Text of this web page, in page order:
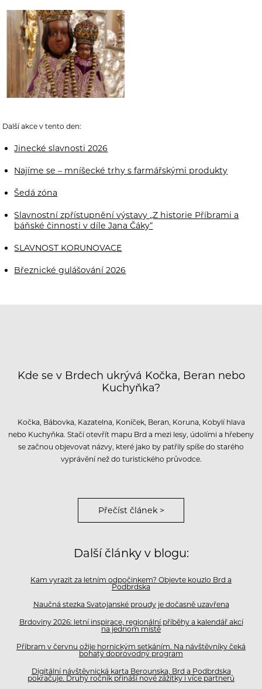
Další akce v tento den:
Jinecké slavnosti 2026
Najíme se – mníšecké trhy s farmářskými produkty
Šedá zóna
Slavnostní zpřístupnění výstavy „Z historie Příbrami a
báňské činnosti v díle Jana Čáky“
SLAVNOST KORUNOVACE
Březnické gulášování 2026
Kde se v Brdech ukrývá Kočka, Beran nebo
Kuchyňka?
Kočka, Bábovka, Kazatelna, Koníček, Beran, Koruna, Kobylí hlava
nebo Kuchyňka. Stačí otevřít mapu Brd a mezi lesy, údolími a hřebeny
se začnou objevovat názvy, které jako by patřily spíše do starého
vyprávění než do turistického průvodce.
Přečíst článek >
Další články v blogu:
Kam vyrazit za letním odpočinkem? Objevte kouzlo Brd a
Podbrdska
Naučná stezka Svatojanské proudy je dočasně uzavřena
Brdoviny 2026: letní inspirace, regionální příběhy a kalendář akcí
na jednom místě
Příbram v červnu ožije hornickým setkáním. Na návštěvníky čeká
bohatý doprovodný program
Digitální návštěvnická karta Berounska, Brd a Podbrdska
pokračuje. Druhý ročník přináší nové zážitky i více partnerů